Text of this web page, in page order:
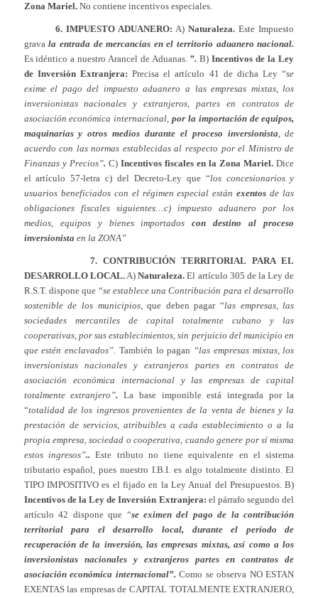
Zona Mariel. No contiene incentivos especiales.
6. IMPUESTO ADUANERO: A) Naturaleza.Este Impuesto
gravala entrada de mercancías en el territorio aduanero nacional.
Es idéntico a nuestro Arancel de Aduanas. ”.B)Incentivos de la Ley
de Inversión Extranjera: Precisa el artículo 41 de dicha Ley “se
exime el pago del impuesto aduanero a las empresas mixtas, los
inversionistas nacionales y extranjeros, partes en contratos de
asociación económica internacional,por la importación de equipos,
maquinarias y otros medios durante el proceso inversionista, de
acuerdo con las normas establecidas al respecto por el Ministro de
Finanzas y Precios”. C)Incentivos fiscales en la Zona Mariel.Dice
el artículo 57-letra c) del Decreto-Ley que “los concesionarios y
usuarios beneficiados con el régimen especial estánexentos de las
obligaciones fiscales siguientes…c) impuesto aduanero por los
medios, equipos y bienes importadoscon destino al proceso
inversionista en la ZONA”
7. CONTRIBUCIÓN TERRITORIAL PARA EL
DESARROLLO LOCAL.A)Naturaleza.El artículo 305 de la Ley de
R.S.T. dispone que “se establece una Contribución para el desarrollo
sostenible de los municipios,que deben pagar “las empresas, las
sociedades mercantiles de capital totalmente cubano y las
cooperativas, por sus establecimientos, sin perjuicio del municipio en
que estén enclavados”. También lo pagan “las empresas mixtas, los
inversionistas nacionales y extranjeros partes en contratos de
asociación económica internacional y las empresas de capital
totalmente extranjero”.La base imponible está integrada por la
“totalidad de los ingresos provenientes de la venta de bienes y la
prestación de servicios, atribuibles a cada establecimiento o a la
propia empresa, sociedad o cooperativa, cuando genere por sí misma
estos ingresos”..Este tributo no tiene equivalente en el sistema
tributario español, pues nuestro I.B.I. es algo totalmente distinto. El
TIPO IMPOSITIVO es el fijado en la Ley Anual del Presupuestos. B)
Incentivos de la Ley de Inversión Extranjera: el párrafo segundo del
artículo 42 dispone que “se eximen del pago de la contribución
territorial para el desarrollo local, durante el período de
recuperación de la inversión, las empresas mixtas, así como a los
inversionistas nacionales y extranjeros partes en contratos de
asociación económica internacional”.Como se observa NO ESTAN
EXENTAS las empresas de CAPITAL TOTALMENTE EXTRANJERO,